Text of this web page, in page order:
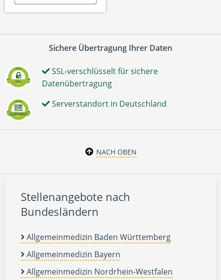
Sichere Übertragung Ihrer Daten
SSL-verschlüsselt für sichere
Datenübertragung
Serverstandort in Deutschland
NACH OBEN
Stellenangebote nach
Bundesländern
Allgemeinmedizin Baden Württemberg
Allgemeinmedizin Bayern
Allgemeinmedizin Nordrhein-Westfalen